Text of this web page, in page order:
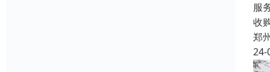
服
收
郑
24-